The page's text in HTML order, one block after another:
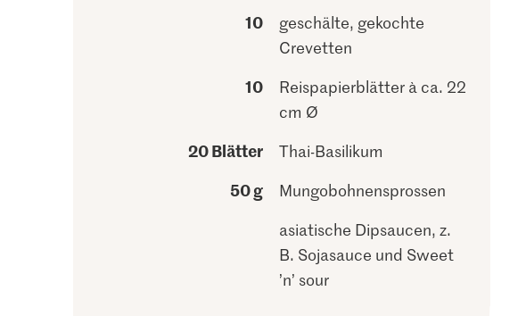
10
geschälte, gekochte
Crevetten
10
Reispapierblätter à ca. 22
cm Ø
20 Blätter Thai-Basilikum
50 g
Mungobohnensprossen
asiatische Dipsaucen, z.
B. Sojasauce und Sweet
’n’ sour